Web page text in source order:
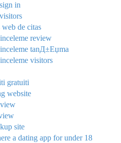
in
de citas
review
tanД±Еџma
visitors
gratuiti
website
site
a dating app for under 18